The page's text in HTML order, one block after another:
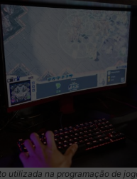
utilizada na programação de